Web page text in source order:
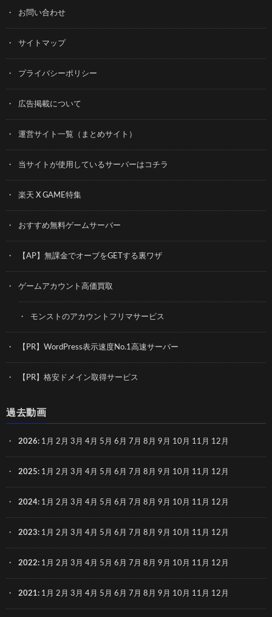
お問い合わせ
サイトマップ
プライバシーポリシー
広告掲載について
運営サイト一覧（まとめサイト）
当サイトが使用しているサーバーはコチラ
楽天 X GAME特集
おすすめ無料ゲームサーバー
【AP】無課金でオーブをGETする裏ワザ
ゲームアカウント高価買取
モンストのアカウントフリマサービス
【PR】WordPress表示速度No.1高速サーバー
【PR】格安ドメイン取得サービス
過去動画
2026: 1月 2月 3月 4月 5月 6月 7月 8月 9月 10月 11月 12月
2025: 1月 2月 3月 4月 5月 6月 7月 8月 9月 10月 11月 12月
2024: 1月 2月 3月 4月 5月 6月 7月 8月 9月 10月 11月 12月
2023: 1月 2月 3月 4月 5月 6月 7月 8月 9月 10月 11月 12月
2022: 1月 2月 3月 4月 5月 6月 7月 8月 9月 10月 11月 12月
2021: 1月 2月 3月 4月 5月 6月 7月 8月 9月 10月 11月 12月